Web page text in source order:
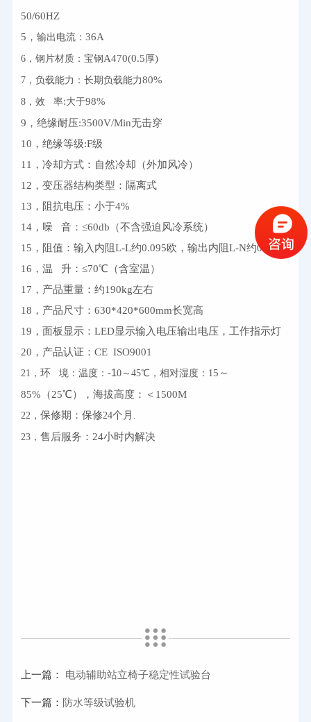
50/60HZ
5，输出电流：36A
6，钢片材质：宝钢A470(0.5厚)
7，负载能力：长期负载能力80%
8，效 率:大于98%
9，绝缘耐压:3500V/Min无击穿
10，绝缘等级:F级
11，冷却方式：自然冷却（外加风冷）
12，变压器结构类型：隔离式
13，阻抗电压：小于4%
14，噪   音：≤60db（不含强迫风冷系统）
15，阻值：输入内阻L-L约0.095欧，输出内阻L-N约0.05欧
16，温   升：≤70℃（含室温）
17，产品重量：约190kg左右
18，产品尺寸：630*420*600mm长宽高
19，面板显示：LED显示输入电压输出电压，工作指示灯
20，产品认证：CE  ISO9001
21，环 境：温度：-10～45℃，相对湿度： 15～
85%（25℃），海拔高度：＜ 1500M
22，保修期 ：保修24个月 .
23，售后服务 ： 24小时内解决
上一篇： 电动辅助站立椅子稳定性试验台
下一篇： 防水等级试验机